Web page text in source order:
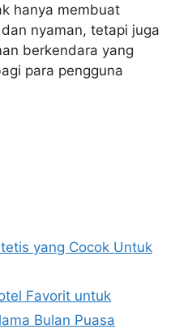
hanya membuat
nyaman, tetapi juga
berkendara yang
para pengguna
yang Cocok Untuk
Favorit untuk
Bulan Puasa